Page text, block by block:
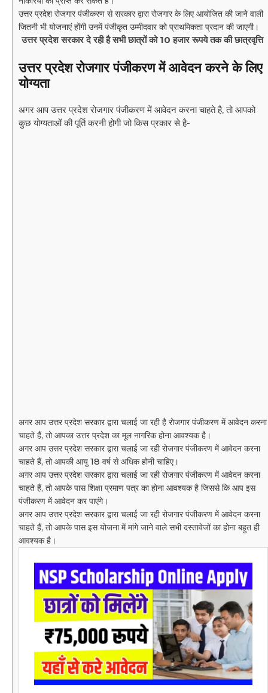
उत्तर प्रदेश रोजगार पंजीकरण से सरकार द्वारा रोजगार के लिए आयोजित की जाने वाली
जितनी भी योजनाएं होंगी उनमें पंजीकृत उम्मीदवार को प्राथमिकता प्रदान की जाएगी।
उत्तर प्रदेश सरकार दे रही है सभी छात्रों को 10 हजार रूपये तक की छात्रवृत्ति
उत्तर प्रदेश रोजगार पंजीकरण में आवेदन करने के लिए
योग्यता
अगर आप उत्तर प्रदेश रोजगार पंजीकरण में आवेदन करना चाहते है, तो आपको
कुछ योग्यताओं की पूर्ति करनी होगी जो किस प्रकार से है-
अगर आप उत्तर प्रदेश सरकार द्वारा चलाई जा रही है रोजगार पंजीकरण में आवेदन करना
चाहते हैं, तो आपका उत्तर प्रदेश का मूल नागरिक होना आवश्यक है।
अगर आप उत्तर प्रदेश सरकार द्वारा चलाई जा रही रोजगार पंजीकरण में आवेदन करना
चाहते हैं, तो आपकी आयु 18 वर्ष से अधिक होनी चाहिए।
अगर आप उत्तर प्रदेश सरकार द्वारा चलाई जा रही रोजगार पंजीकरण में आवेदन करना
चाहते हैं, तो आपके पास शिक्षा प्रमाण पत्र का होना आवश्यक है जिससे कि आप इस
पंजीकरण में आवेदन कर पाएंगे।
अगर आप उत्तर प्रदेश सरकार द्वारा चलाई जा रही रोजगार पंजीकरण में आवेदन करना
चाहते हैं, तो आपके पास इस योजना में मांगे जाने वाले सभी दस्तावेजों का होना बहुत ही
आवश्यक है।